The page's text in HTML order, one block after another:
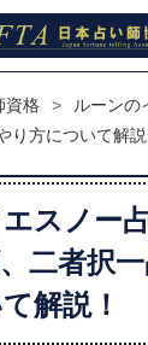
資格 >
ルーンの
り方について解説
スノー
二者択
解説！